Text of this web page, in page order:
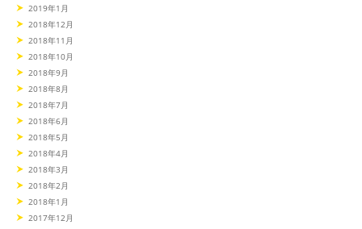
2019年1月
2018年12月
2018年11月
2018年10月
2018年9月
2018年8月
2018年7月
2018年6月
2018年5月
2018年4月
2018年3月
2018年2月
2018年1月
2017年12月